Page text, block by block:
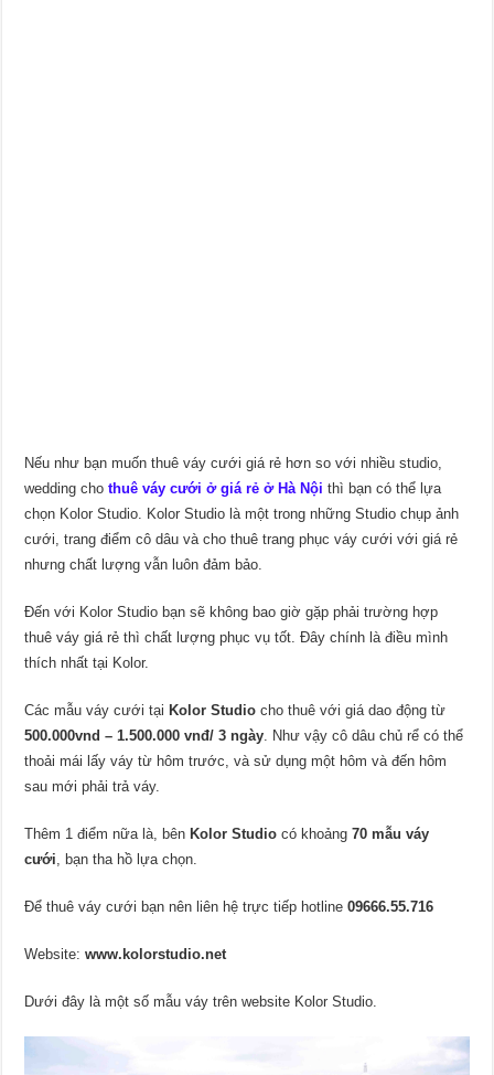
Nếu như bạn muốn thuê váy cưới giá rẻ hơn so với nhiều studio,
wedding chothuê váy cưới ở giá rẻ ở Hà Nội thì bạn có thể lựa
chọn Kolor Studio. Kolor Studio là một trong những Studio chụp ảnh
cưới, trang điểm cô dâu và cho thuê trang phục váy cưới với giá rẻ
nhưng chất lượng vẫn luôn đảm bảo.
Đến với Kolor Studio bạn sẽ không bao giờ gặp phải trường hợp
thuê váy giá rẻ thì chất lượng phục vụ tốt. Đây chính là điều mình
thích nhất tại Kolor.
Các mẫu váy cưới tại Kolor Studio cho thuê với giá dao động từ
500.000vnd – 1.500.000 vnđ/ 3 ngày. Như vậy cô dâu chủ rể có thể
thoải mái lấy váy từ hôm trước, và sử dụng một hôm và đến hôm
sau mới phải trả váy.
Thêm 1 điểm nữa là, bên Kolor Studio có khoảng70 mẫu váy
cưới, bạn tha hồ lựa chọn.
Để thuê váy cưới bạn nên liên hệ trực tiếp hotline09666.55.716
Website:www.kolorstudio.net
Dưới đây là một số mẫu váy trên website Kolor Studio.